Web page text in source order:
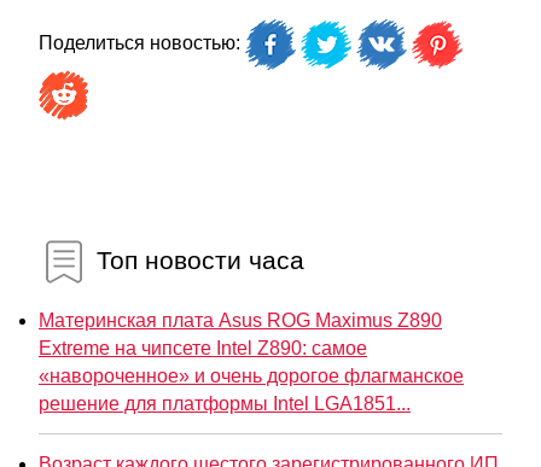
Поделиться новостью:
Топ новости часа
Материнская плата Asus ROG Maximus Z890
Extreme на чипсете Intel Z890: самое
«навороченное» и очень дорогое флагманское
решение для платформы Intel LGA1851...